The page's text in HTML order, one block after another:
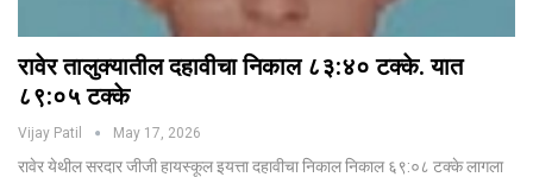
रावेर तालुक्यातील दहावीचा निकाल ८३:४० टक्के. यात
८९:०५ टक्के
Vijay Patil May 17, 2026
रावेर येथील सरदार जीजी हायस्कूल इयत्ता दहावीचा निकाल निकाल ६९:०८ टक्के लागला